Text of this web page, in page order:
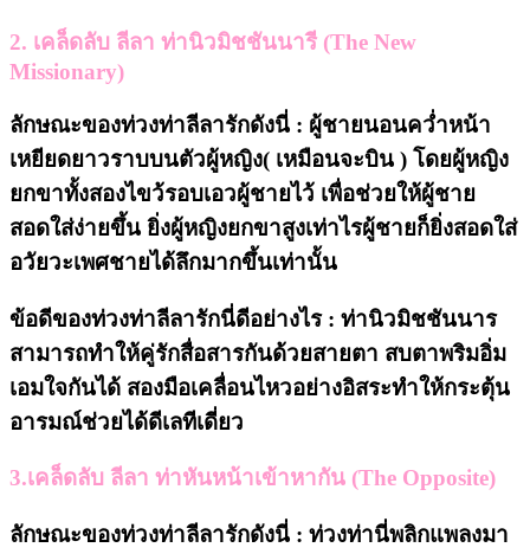
2. เคล็ดลับ ลีลา ท่านิวมิชชันนารี (The New
Missionary)
ลักษณะของท่วงท่าลีลารักดังนี่ : ผู้ชายนอนคว่ำหน้า
เหยียดยาวราบบนตัวผู้หญิง( เหมือนจะบิน ) โดยผู้หญิง
ยกขาทั้งสองไขว้รอบเอวผู้ชายไว้ เพื่อช่วยให้ผู้ชาย
สอดใส่ง่ายขึ้น ยิ่งผู้หญิงยกขาสูงเท่าไรผู้ชายก็ยิ่งสอดใส่
อวัยวะเพศชายได้ลึกมากขึ้นเท่านั้น
ข้อดีของท่วงท่าลีลารักนี่ดีอย่างไร : ท่านิวมิชชันนาร
สามารถทำให้คู่รักสื่อสารกันด้วยสายตา สบตาพริมอิ่ม
เอมใจกันได้ สองมือเคลื่อนไหวอย่างอิสระทำให้กระตุ้น
อารมณ์ช่วยได้ดีเลทีเดี่ยว
3.เคล็ดลับ ลีลา ท่าหันหน้าเข้าหากัน (The Opposite)
ลักษณะของท่วงท่าลีลารักดังนี่ : ท่วงท่านี่พลิกแพลงมา